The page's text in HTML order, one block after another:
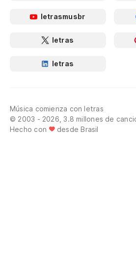
letrasmusbr
letras
letras
Música comienza con letras
© 2003 - 2026, 3.8 millones de
Hecho con
desde Brasil